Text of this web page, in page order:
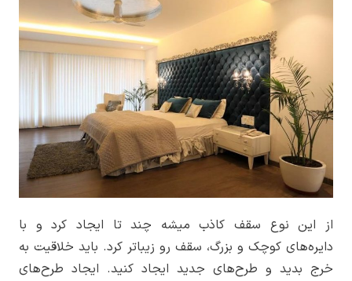
از این نوع سقف کاذب میشه چند تا ایجاد کرد و با
دایره‌های کوچک و بزرگ، سقف رو زیباتر کرد. باید خلاقیت به
خرج بدید و طرح‌های جدید ایجاد کنید. ایجاد طرح‌های